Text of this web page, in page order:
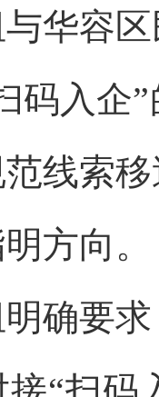
华容区
码入企
线索
方向。
确要